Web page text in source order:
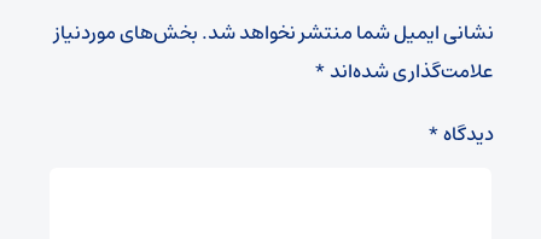
نشانی ایمیل شما منتشر نخواهد شد.بخش‌های موردنیاز
علامت‌گذاری شده‌اند*
دیدگاه*